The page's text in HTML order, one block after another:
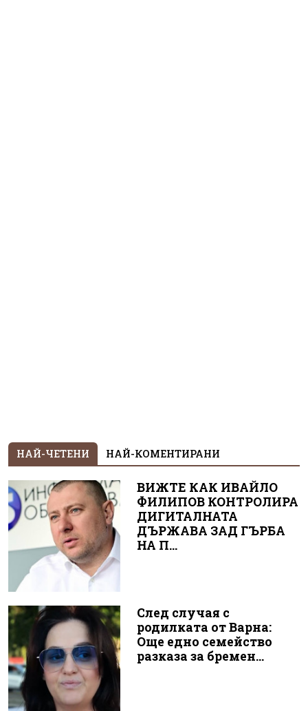
НАЙ-ЧЕТЕНИ НАЙ-КОМЕНТИРАНИ
ВИЖТЕ КАК ИВАЙЛО
ФИЛИПОВ КОНТРОЛИРА
ДИГИТАЛНАТА
ДЪРЖАВА ЗАД ГЪРБА
НА П...
След случая с
родилката от Варна:
Още едно семейство
разказа за бремен...